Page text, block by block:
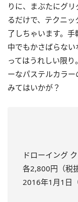
りに、まぶたにグ
るだけで、テクニ
了しちゃいます。
中でもかさばらな
ってはうれしい限
ーなパステルカラ
みてはいかが？
ドローイング
各2,800円（税抜
2016年1月1日